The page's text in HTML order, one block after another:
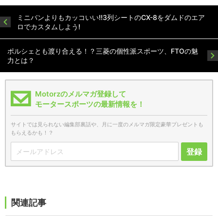
ミニバンよりもカッコいい!!3列シートのCX-8をダムドのエア
ロでカスタムしよう!
ポルシェとも渡り合える！？三菱の個性派スポーツ、FTOの魅
力とは？
Motorzのメルマガ登録して
モータースポーツの最新情報を！
サイトでは見られない編集部裏話や、月に一度のメルマガ限定豪華プレゼントも
もらえるかも！？
登録
関連記事